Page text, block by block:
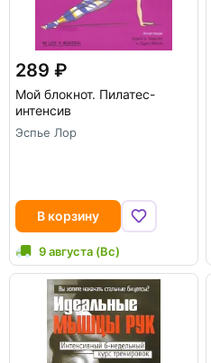
289
Мой блокнот. Пилатес-
интенсив
Эспье Лор
В корзину
9 августа (Вс)